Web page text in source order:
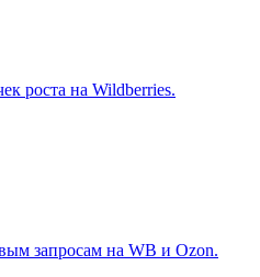
роста на Wildberries.
запросам на WB и Ozon.